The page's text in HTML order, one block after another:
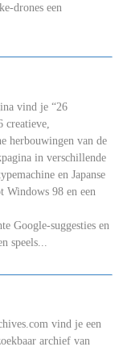
drones een
vind je “26
creatieve,
herbouwingen van de
in verschillende
en Japanse
Windows 98 en een
Google-suggesties en
speels...
vind je een
archief van